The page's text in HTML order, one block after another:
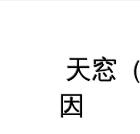
天窓
因